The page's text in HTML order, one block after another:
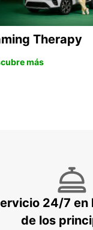
Therapy
más
24/7 en
de los